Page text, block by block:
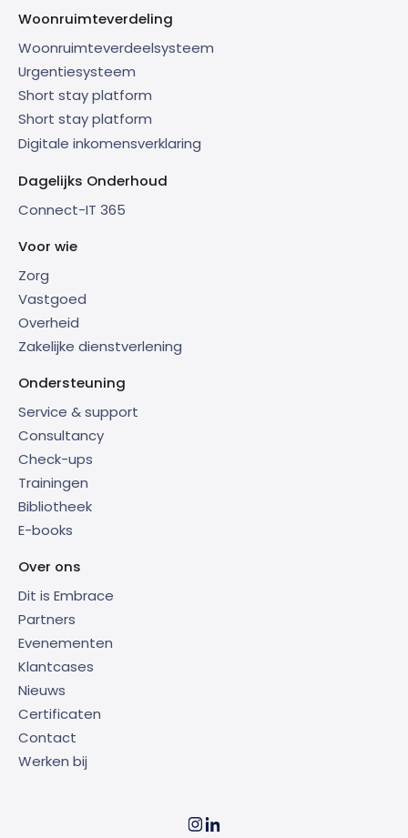
Woonruimteverdeling
Woonruimteverdeelsysteem
Urgentiesysteem
Short stay platform
Short stay platform
Digitale inkomensverklaring
Dagelijks Onderhoud
Connect-IT 365
Voor wie
Zorg
Vastgoed
Overheid
Zakelijke dienstverlening
Ondersteuning
Service & support
Consultancy
Check-ups
Trainingen
Bibliotheek
E-books
Over ons
Dit is Embrace
Partners
Evenementen
Klantcases
Nieuws
Certificaten
Contact
Werken bij